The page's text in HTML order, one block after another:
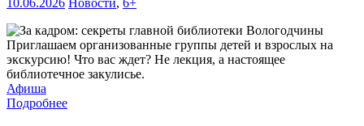
10.06.2026 Новости, 6+
Приглашаем организованные группы детей и взрослых на
экскурсию! Что вас ждет? Не лекция, а настоящее
библиотечное закулисье.
Афиша
Подробнее